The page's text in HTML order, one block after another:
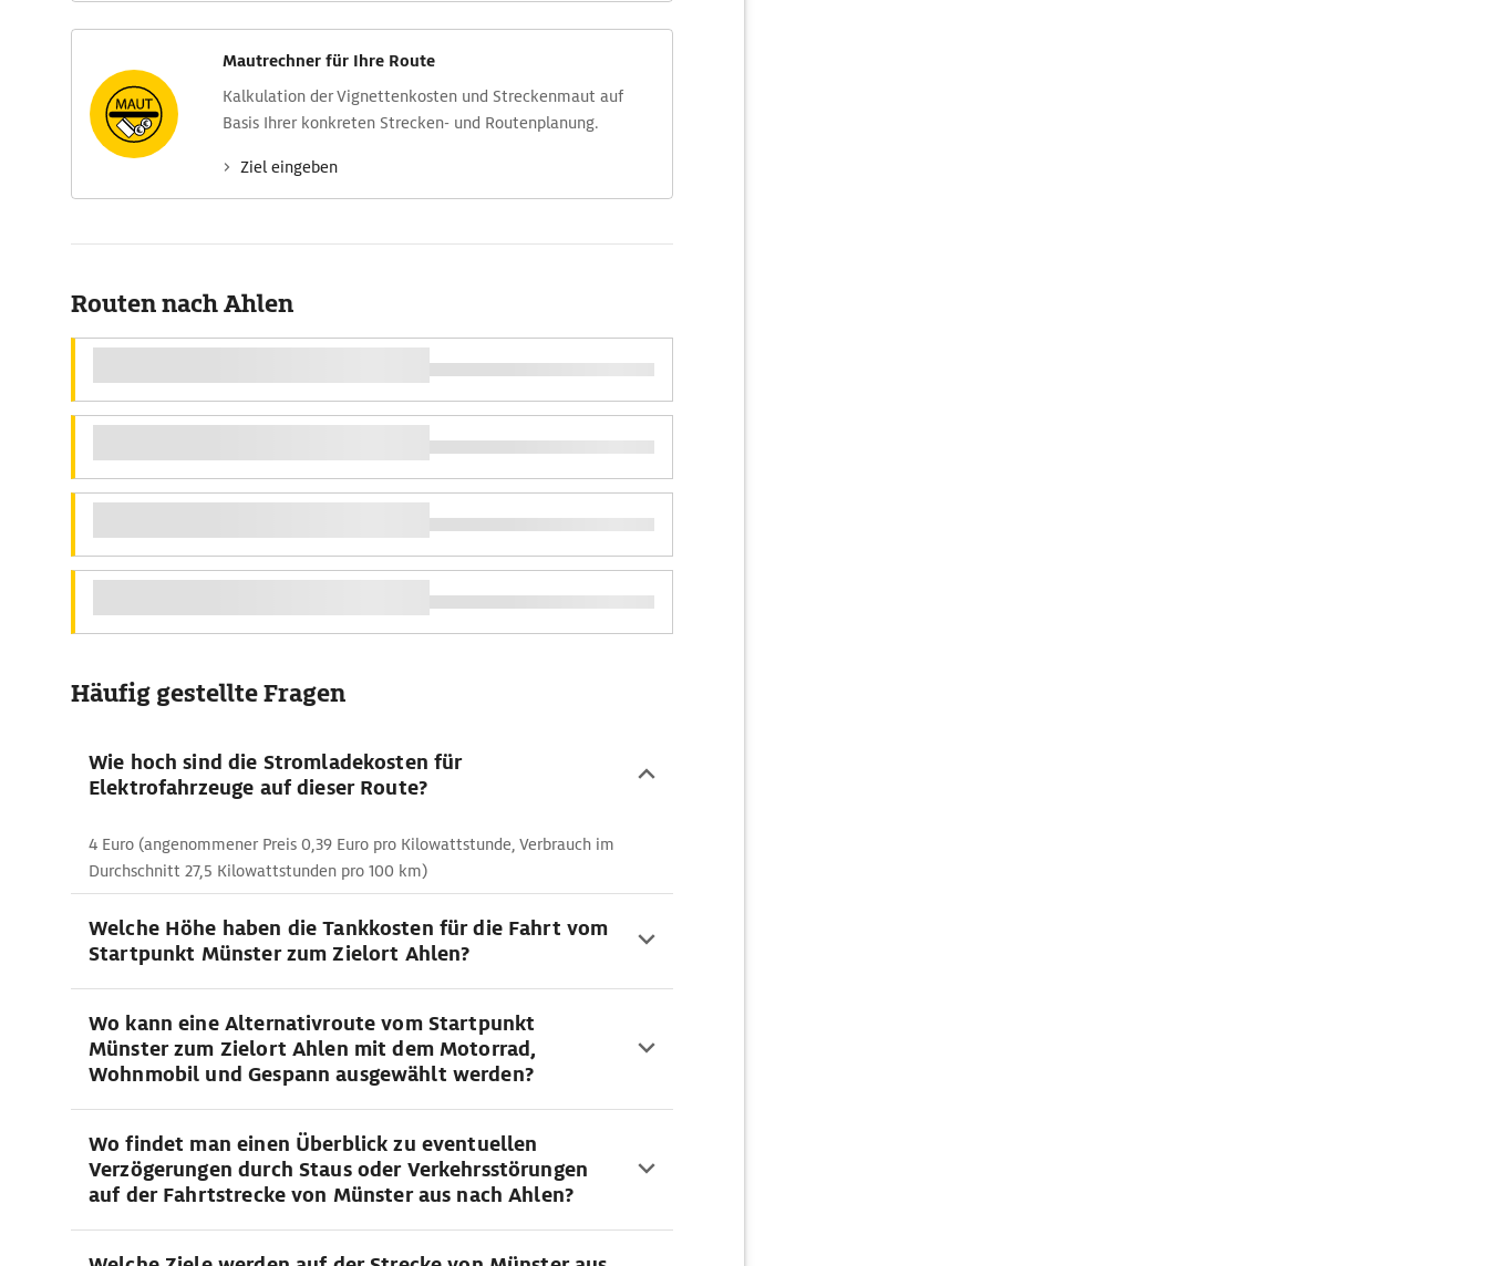
Mautrechner für Ihre Route
Kalkulation der Vignettenkosten und Streckenmaut auf
Basis Ihrer konkreten Strecken- und Routenplanung.
Ziel eingeben
Routen nach Ahlen
Häufig gestellte Fragen
Wie hoch sind die Stromladekosten für
Elektrofahrzeuge auf dieser Route?
4 Euro (angenommener Preis 0,39 Euro pro Kilowattstunde, Verbrauch im
Durchschnitt 27,5 Kilowattstunden pro 100 km)
Welche Höhe haben die Tankkosten für die Fahrt vom
Startpunkt Münster zum Zielort Ahlen?
Wo kann eine Alternativroute vom Startpunkt
Münster zum Zielort Ahlen mit dem Motorrad,
Wohnmobil und Gespann ausgewählt werden?
Wo findet man einen Überblick zu eventuellen
Verzögerungen durch Staus oder Verkehrsstörungen
auf der Fahrtstrecke von Münster aus nach Ahlen?